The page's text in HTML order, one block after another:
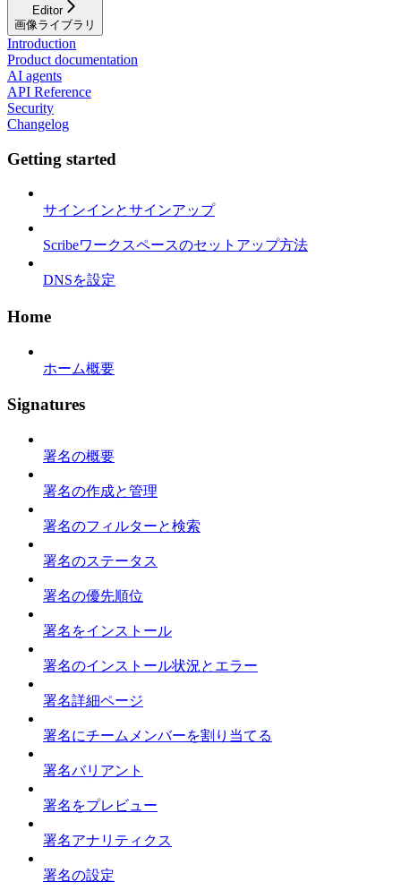
Editor
画像ライブラリ
Introduction
Product documentation
AI agents
API Reference
Security
Changelog
Getting started
サインインとサインアップ
Scribeワークスペースのセットアップ方法
DNSを設定
Home
ホーム概要
Signatures
署名の概要
署名の作成と管理
署名のフィルターと検索
署名のステータス
署名の優先順位
署名をインストール
署名のインストール状況とエラー
署名詳細ページ
署名にチームメンバーを割り当てる
署名バリアント
署名をプレビュー
署名アナリティクス
署名の設定